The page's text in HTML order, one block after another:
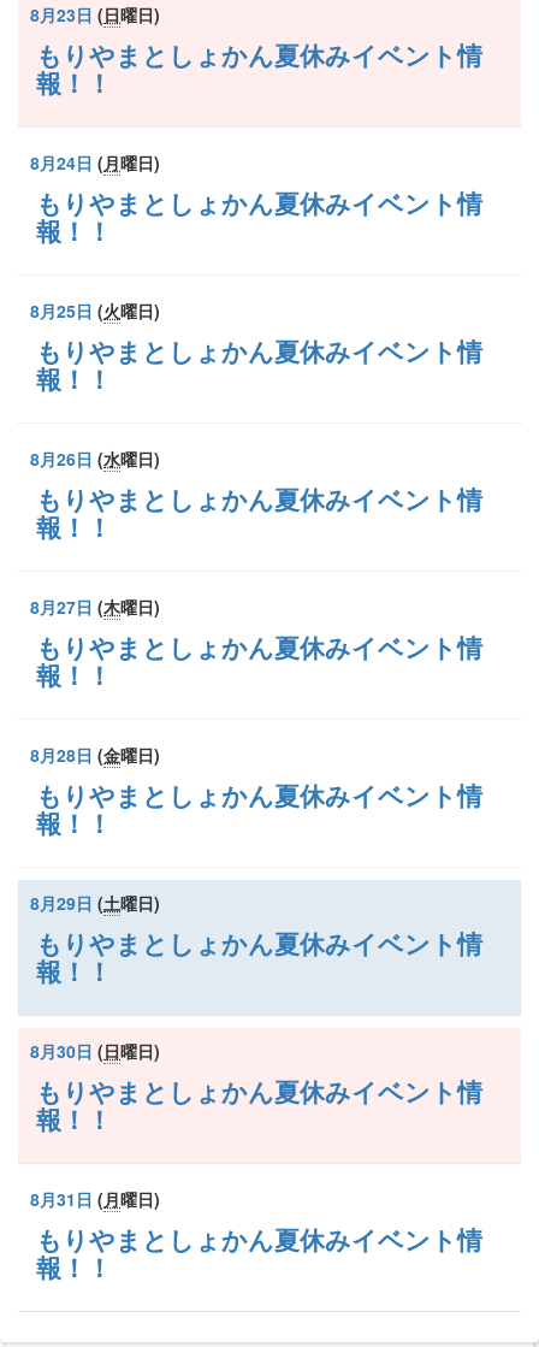
8月23日 (日曜日)
もりやまとしょかん夏休みイベント情
報！！
8月24日 ( 月曜日)
もりやまとしょかん夏休みイベント情
報！！
8月25日 (火曜日)
もりやまとしょかん夏休みイベント情
報！！
8月26日 (水曜日)
もりやまとしょかん夏休みイベント情
報！！
8月27日 (木曜日)
もりやまとしょかん夏休みイベント情
報！！
8月28日 (金曜日)
もりやまとしょかん夏休みイベント情
報！！
8月29日 (土曜日)
もりやまとしょかん夏休みイベント情
報！！
8月30日 (日曜日)
もりやまとしょかん夏休みイベント情
報！！
8月31日 ( 月曜日)
もりやまとしょかん夏休みイベント情
報！！